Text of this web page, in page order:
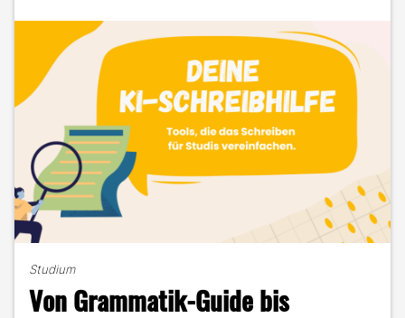
Studium
Von Grammatik-Guide bis